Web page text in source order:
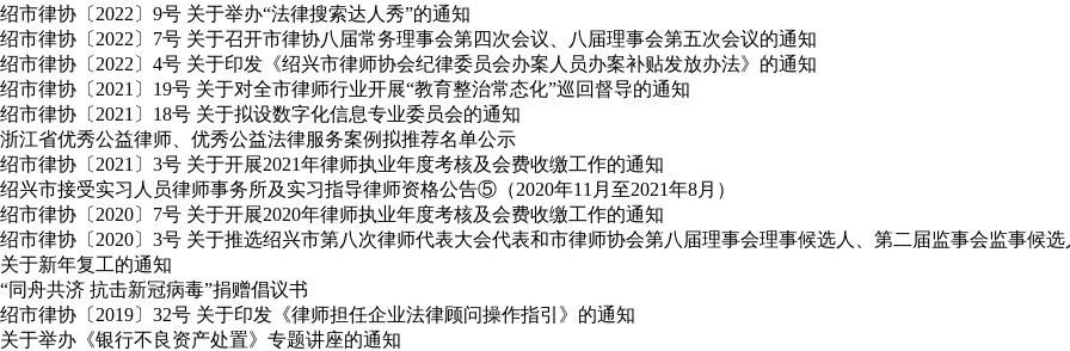
绍市律协〔2022〕9号 关于举办“法律搜索达人秀”的通知
绍市律协〔2022〕7号 关于召开市律协八届常务理事会第四次会议、八届理事会第五次会议的通知
绍市律协〔2022〕4号 关于印发《绍兴市律师协会纪律委员会办案人员办案补贴发放办法》的通知
绍市律协〔2021〕19号 关于对全市律师行业开展“教育整治常态化”巡回督导的通知
绍市律协〔2021〕18号 关于拟设数字化信息专业委员会的通知
浙江省优秀公益律师、优秀公益法律服务案例拟推荐名单公示
绍市律协〔2021〕3号 关于开展2021年律师执业年度考核及会费收缴工作的通知
绍兴市接受实习人员律师事务所及实习指导律师资格公告⑤（2020年11月至2021年8月）
绍市律协〔2020〕7号 关于开展2020年律师执业年度考核及会费收缴工作的通知
绍市律协〔2020〕3号 关于推选绍兴市第八次律师代表大会代表和市律师协会第八届理事会理事候选人、第二届监事会监事候
关于新年复工的通知
“同舟共济 抗击新冠病毒”捐赠倡议书
绍市律协〔2019〕32号 关于印发《律师担任企业法律顾问操作指引》的通知
关于举办《银行不良资产处置》专题讲座的通知